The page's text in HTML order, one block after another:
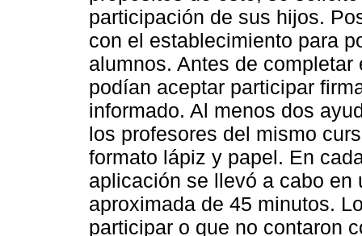
participación de sus hijos.
con el establecimiento para
alumnos. Antes de
podían aceptar participar
informado. Al menos dos
los profesores del mismo
formato lápiz y papel. En
aplicación se llevó a cabo
aproximada de 45 minutos.
participar o que no contaron